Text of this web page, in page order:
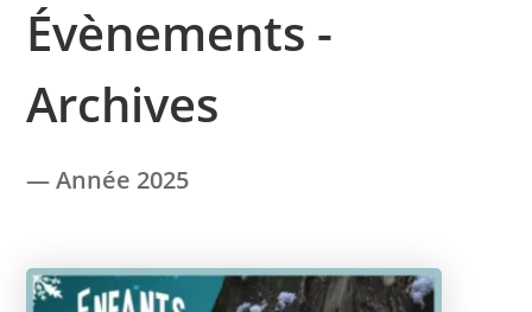
Évènements -
Archives
— Année 2025